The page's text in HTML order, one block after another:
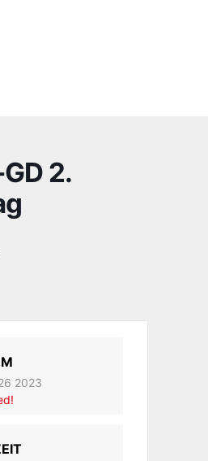
2.
2023